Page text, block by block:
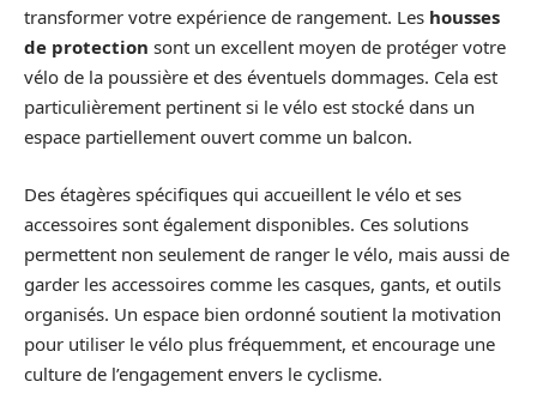
transformer votre expérience de rangement. Les housses
de protection sont un excellent moyen de protéger votre
vélo de la poussière et des éventuels dommages. Cela est
particulièrement pertinent si le vélo est stocké dans un
espace partiellement ouvert comme un balcon.
Des étagères spécifiques qui accueillent le vélo et ses
accessoires sont également disponibles. Ces solutions
permettent non seulement de ranger le vélo, mais aussi de
garder les accessoires comme les casques, gants, et outils
organisés. Un espace bien ordonné soutient la motivation
pour utiliser le vélo plus fréquemment, et encourage une
culture de l’engagement envers le cyclisme.